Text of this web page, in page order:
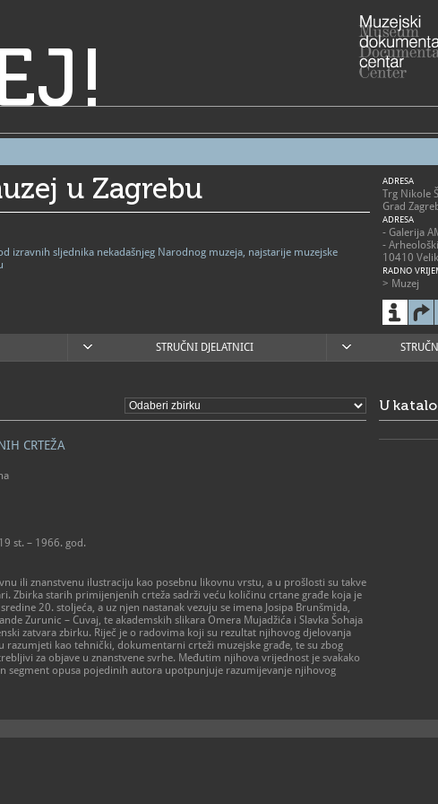
u Zagrebu
izravnih sljednika nekadašnjeg Narodnog muzeja, najstarije muzejske
ADRESA
Trg Nikole
Grad
ADRESA
- Galerija
-
10410
RADNO
> Muzej
- subota
- nedjelja
-
- od
prema
STRUČNI DJELATNICI
CRTEŽA
st. – 1966. god.
ili znanstvenu ilustraciju kao posebnu likovnu vrstu, a u prošlosti su takve
Zbirka starih primijenjenih crteža sadrži veću količinu crtane građe koja je
20. stoljeća, a uz njen nastanak vezuju se imena Josipa Brunšmida,
Zurunic – Cuvaj, te akademskih slikara Omera Mujadžića i Slavka Šohaja
zatvara zbirku. Riječ je o radovima koji su rezultat njihovog djelovanja
razumjeti kao tehnički, dokumentarni crteži muzejske građe, te su zbog
za objave u znanstvene svrhe. Međutim njihova vrijednost je svakako
segment opusa pojedinih autora upotpunjuje razumijevanje njihovog
U